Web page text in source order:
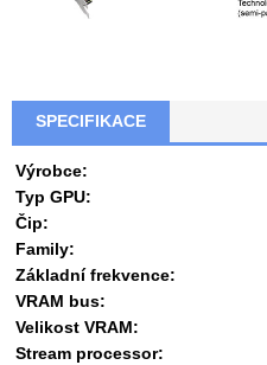
SPECIFIKACE
Výrobce:
Typ GPU:
Čip:
Family:
Základní frekvence:
VRAM bus:
Velikost VRAM:
Stream processor: